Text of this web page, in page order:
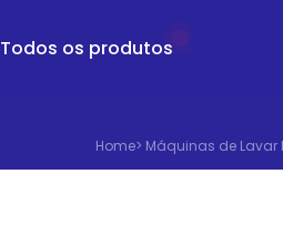
Todos os produtos
Home> Máquinas de Lavar